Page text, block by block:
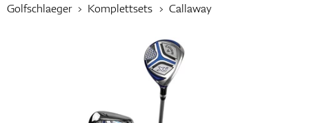
Marken
Golfschläger
Golfschlaeger Komplettsets Callaway